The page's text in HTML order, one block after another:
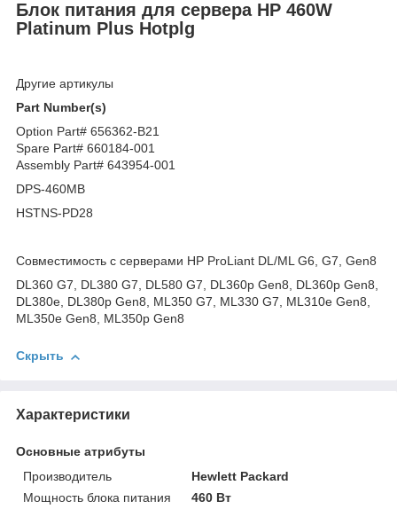
Блок питания для сервера HP 460W
Platinum Plus Hotplg
Другие артикулы
Part Number(s)
Option Part# 656362-B21
Spare Part# 660184-001
Assembly Part# 643954-001
DPS-460MB
HSTNS-PD28
Совместимость с серверами HP ProLiant DL/ML G6, G7, Gen8
DL360 G7, DL380 G7, DL580 G7, DL360p Gen8, DL360p Gen8,
DL380e, DL380p Gen8, ML350 G7, ML330 G7, ML310e Gen8,
ML350e Gen8, ML350p Gen8
Скрыть
Характеристики
Основные атрибуты
Производитель
Hewlett Packard
Мощность блока питания
460 Вт